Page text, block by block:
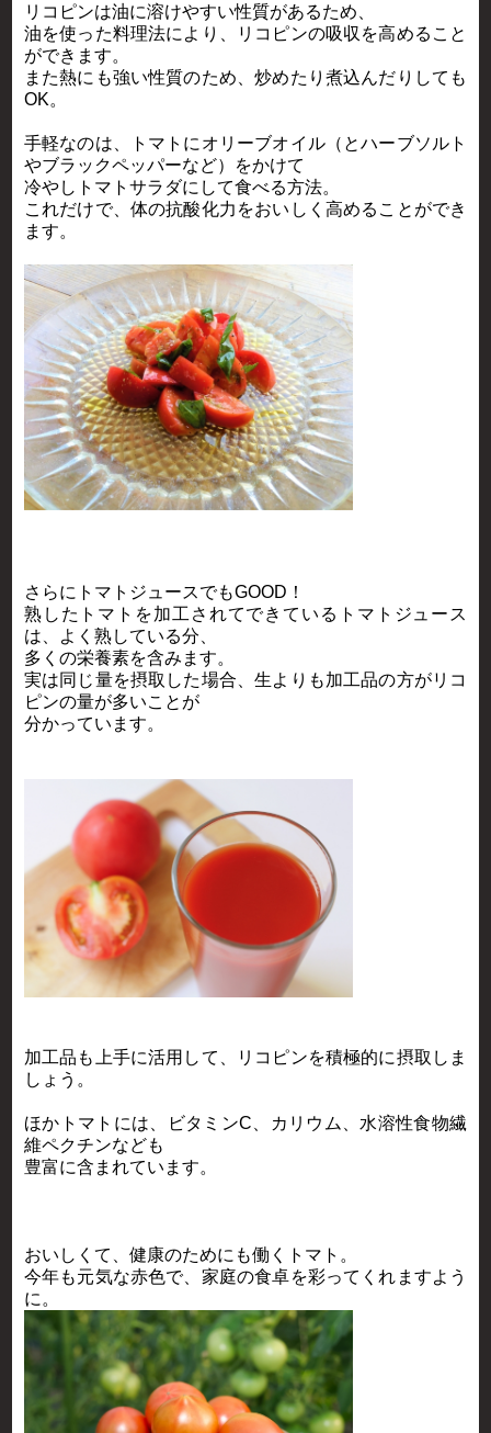
リコピンは油に溶けやすい性質があるため、
油を使った料理法により、リコピンの吸収を高めること
ができます。
また熱にも強い性質のため、炒めたり煮込んだりしても
OK。
手軽なのは、トマトにオリーブオイル（とハーブソルト
やブラックペッパーなど）をかけて
冷やしトマトサラダにして食べる方法。
これだけで、体の抗酸化力をおいしく高めることができ
ます。
さらにトマトジュースでもGOOD！
熟したトマトを加工されてできているトマトジュース
は、よく熟している分、
多くの栄養素を含みます。
実は同じ量を摂取した場合、生よりも加工品の方がリコ
ピンの量が多いことが
分かっています。
加工品も上手に活用して、リコピンを積極的に摂取しま
しょう。
ほかトマトには、ビタミンC、カリウム、水溶性食物繊
維ペクチンなども
豊富に含まれています。
おいしくて、健康のためにも働くトマト。
今年も元気な赤色で、家庭の食卓を彩ってくれますよう
に。